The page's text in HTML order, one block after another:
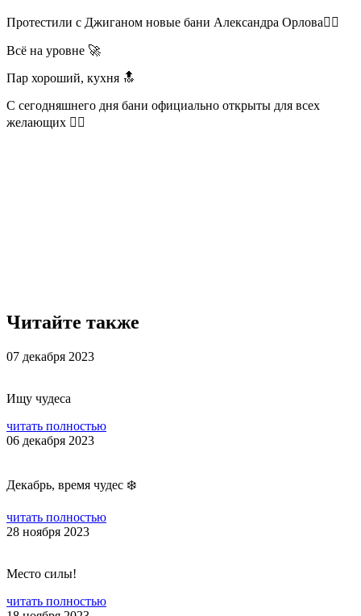
Протестили с Джиганом новые бани Александра Орлова✊🏻
Всё на уровне 🚀
Пар хороший, кухня 🔝
С сегодняшнего дня бани официально открыты для всех
желающих 👍🏻
Читайте также
07 декабря 2023
Ищу чудеса
читать полностью
06 декабря 2023
Декабрь, время чудес ❄️
читать полностью
28 ноября 2023
Место силы!
читать полностью